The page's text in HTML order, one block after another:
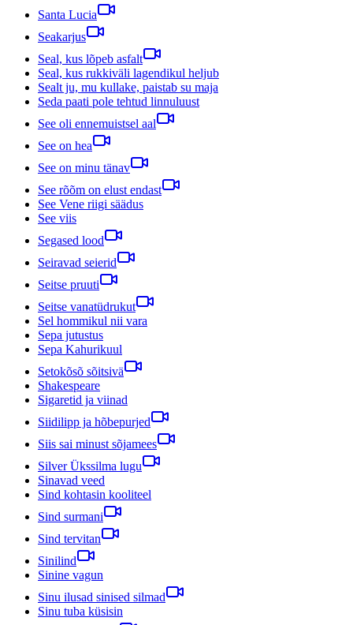
Santa Lucia
Seakarjus
Seal, kus lõpeb asfalt
Seal, kus rukkiväli lagendikul heljub
Sealt ju, mu kullake, paistab su maja
Seda paati pole tehtud linnuluust
See oli ennemuistsel aal
See on hea
See on minu tänav
See rõõm on elust endast
See Vene riigi säädus
See viis
Segased lood
Seiravad seierid
Seitse pruuti
Seitse vanatüdrukut
Sel hommikul nii vara
Sepa jutustus
Sepa Kahurikuul
Setokõsõ sõitsivä
Shakespeare
Sigaretid ja viinad
Siidilipp ja hõbepurjed
Siis sai minust sõjamees
Silver Ükssilma lugu
Sinavad veed
Sind kohtasin kooliteel
Sind surmani
Sind tervitan
Sinilind
Sinine vagun
Sinu ilusad sinised silmad
Sinu tuba küsisin